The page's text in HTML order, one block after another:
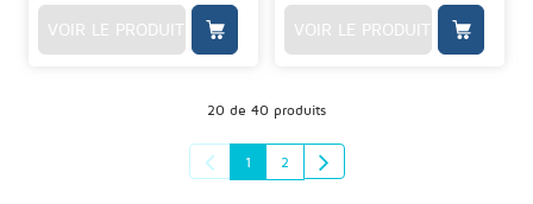
VOIR LE PRODUIT VOIR LE PRODUIT
20 de 40 produits
1 2